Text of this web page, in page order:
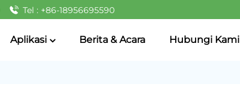
Tel : +86-18956695590
Aplikasi Berita & Acara Hubungi Kami